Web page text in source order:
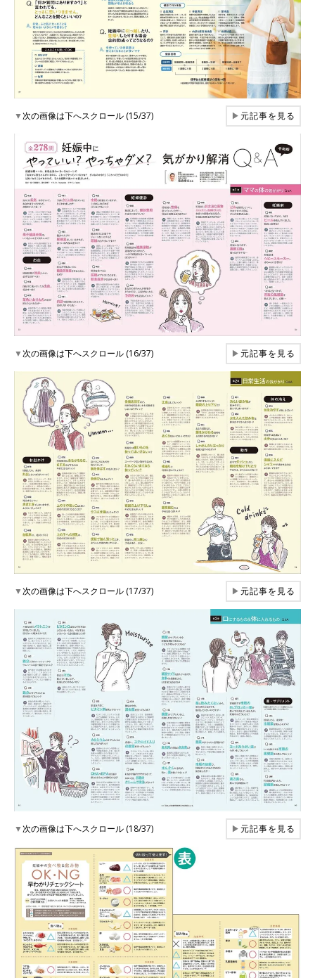
▼次の画像は下へスクロール (15/37) ▶元記事を見る
▼次の画像は下へスクロール (16/37) ▶元記事を見る
▼次の画像は下へスクロール (17/37) ▶元記事を見る
▼次の画像は下へスクロール (18/37) ▶元記事を見る